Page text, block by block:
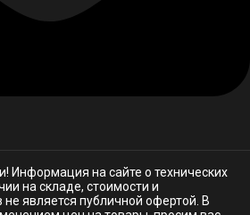
Информация на сайте о технических
на складе, стоимости и
является публичной офертой. В